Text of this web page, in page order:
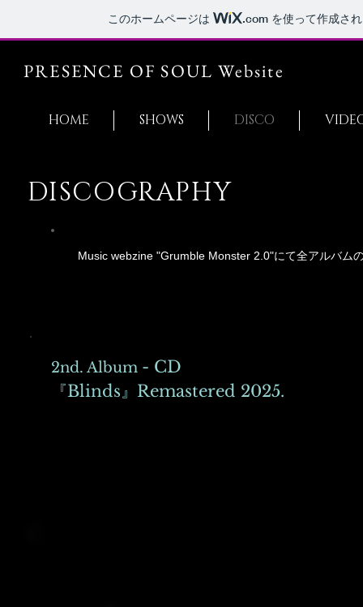
このホームページは .com を使って作成さ
PRESENCE OF SOUL Website
HOME SHOWS DISCO
DISCOGRAPHY
Music webzine "Grumble Monster 2.0"にて全アルバム
2nd. Album - CD
『Blinds』Remastered 2025.